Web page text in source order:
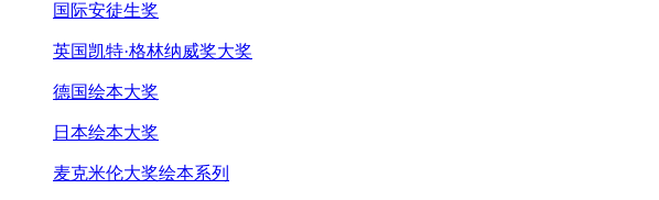
国际安徒生奖
英国凯特·格林纳威奖大奖
德国绘本大奖
日本绘本大奖
麦克米伦大奖绘本系列